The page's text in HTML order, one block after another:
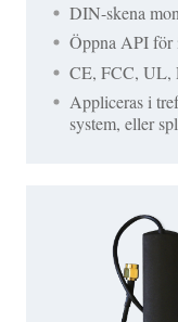
DIN-skena
Öppna API för
CE, FCC, UL,
Appliceras i
system, eller